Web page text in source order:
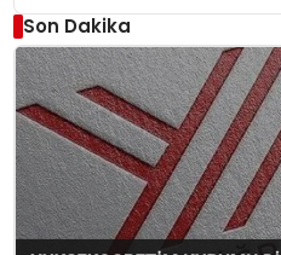
Son Dakika